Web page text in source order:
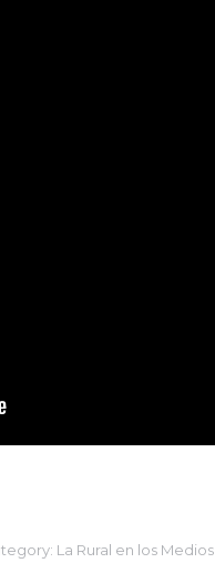
La Rural en los Medios